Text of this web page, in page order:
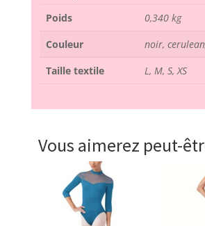
Poids
0,340 kg
Couleur
noir,
Taille textile
L, M, S, XS
Vous aimerez peut-